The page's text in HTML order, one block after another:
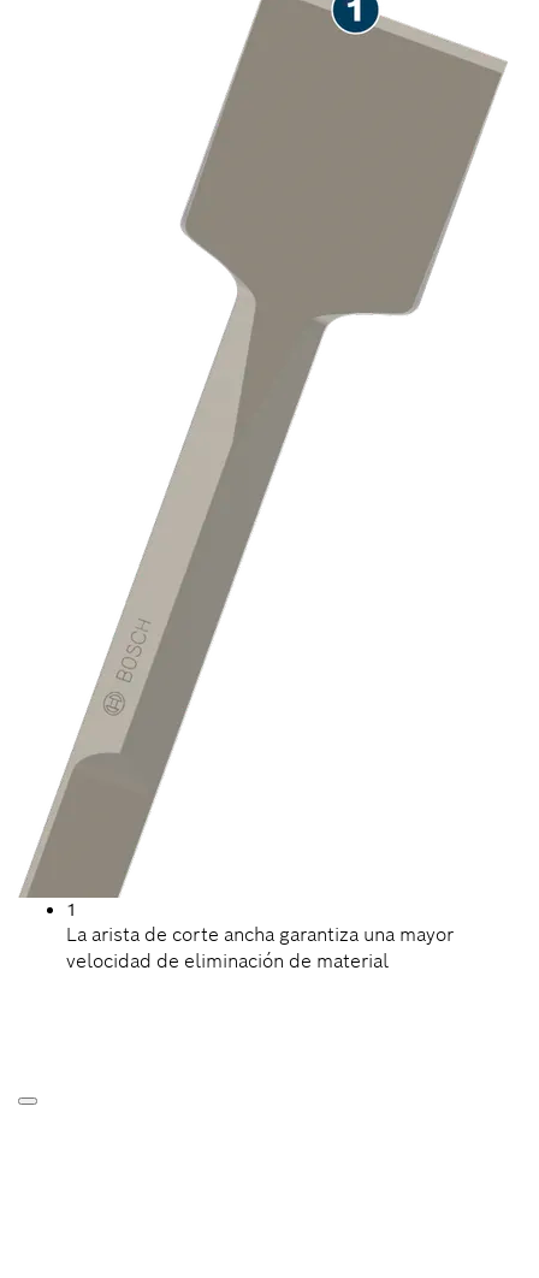
1
La arista de corte ancha garantiza una mayor
velocidad de eliminación de material